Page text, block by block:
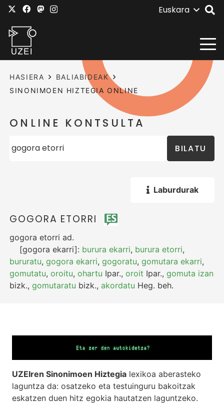
Euskara
HASIERA
BALIABIDEAK
SINONIMOEN HIZTEGIA ONLINE
ONLINE KONTSULTA
BILATU
Laburdurak
GOGORA ETORRI
gogora etorri ad.
[gogora ekarri]: burura ekarri, burura etorri,
bururatu,gogora ekarri,gogoratu,gomutara ekarri,
gomutatu,oroitu,ohartu Ipar.,oroit Ipar.,gomuta izan
bizk.,gomutaratu bizk.,akordatu Heg. beh.
UZEIren Sinonimoen Hiztegia lexikoa aberasteko
laguntza da: osatzeko eta testuinguru bakoitzak
eskatzen duen hitz egokia hautatzen laguntzeko.